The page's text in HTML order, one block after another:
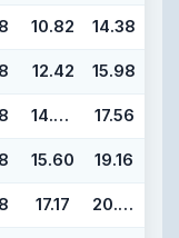
10.82 14.38
12.42 15.98
14.00 17.56
15.60 19.16
17.17 20.73